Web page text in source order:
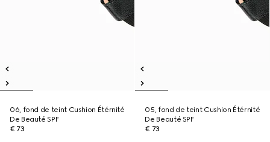
06, fond de teint Cushion Étérnité
De Beauté SPF
€ 73
05, fond de teint Cushion Étérnité
De Beauté SPF
€ 73